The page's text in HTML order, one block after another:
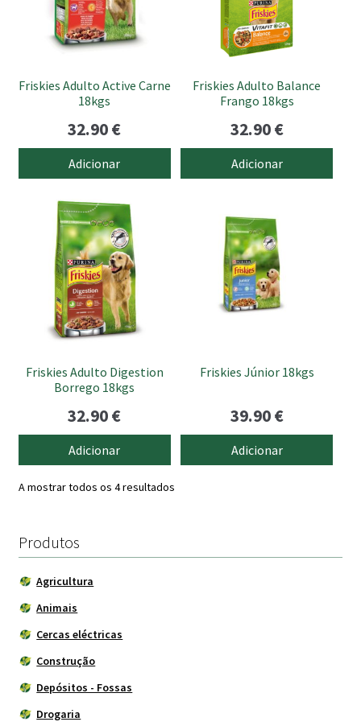
Friskies Adulto Active Carne
18kgs
32.90€
Adicionar
Friskies Adulto Balance
Frango 18kgs
32.90€
Adicionar
Friskies Adulto Digestion
Borrego 18kgs
32.90€
Adicionar
Friskies Júnior 18kgs
39.90€
Adicionar
A mostrar todos os 4 resultados
Produtos
Agricultura
Animais
Cercas eléctricas
Construção
Depósitos - Fossas
Drogaria